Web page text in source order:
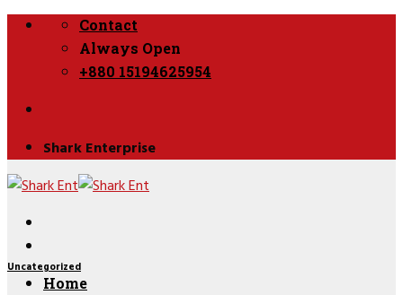
Skip
Contact
Always Open
+880 15194625954
Shark Enterprise
Home
Uncategorized